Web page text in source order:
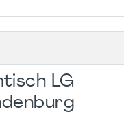
LG